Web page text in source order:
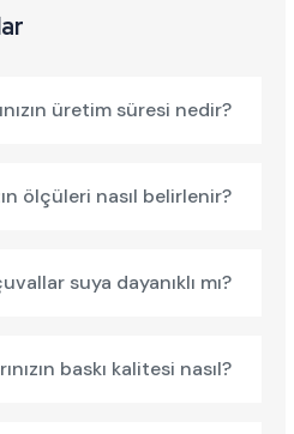
üretim süresi nedir?
ölçüleri nasıl belirlenir?
suya dayanıklı mı?
baskı kalitesi nasıl?